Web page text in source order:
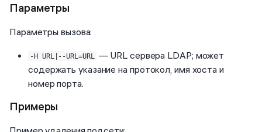
Параметры
Параметры вызова:
-H URL|--URL=URL — URL сервера LDAP; может
содержать указание на протокол, имя хоста и
номер порта.
Примеры